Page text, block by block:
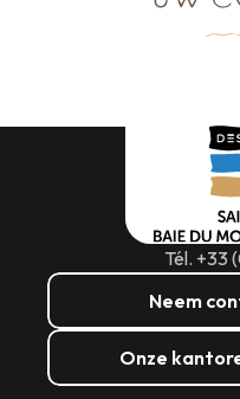
Tél. +33
Neem
Onze